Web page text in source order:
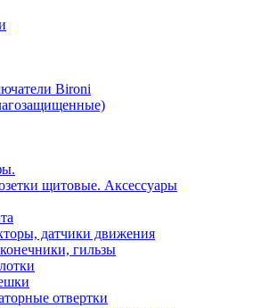
Bironi
щитовые. Аксессуары
датчики движения
гильзы
отвертки